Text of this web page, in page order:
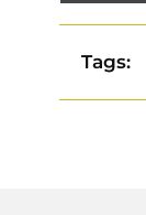
Tags: